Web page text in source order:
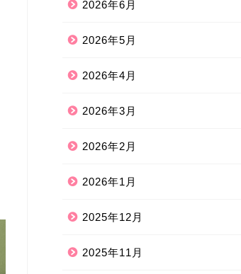
2026年6月
2026年5月
2026年4月
2026年3月
2026年2月
2026年1月
2025年12月
2025年11月